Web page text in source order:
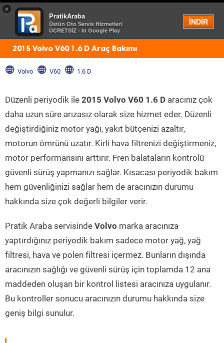
×
PratikAraba
Üstün Oto Servis Hizmetleri
ÜCRETSİZ - In Google Play
İNDİR
Menü
2015 Volvo V60 1.6 D Araç Bakımı
Volvo V60 1.6 D
Düzenli periyodik ile 2015 Volvo V60 1.6 D aracınız çok
daha uzun süre arızasız olarak size hizmet eder. Düzenli
değiştirdiğiniz motor yağı, yakıt bütçenizi azaltır,
motorun ömrünü uzatır. Kirli hava filtrenizi değiştirmeniz,
motor performansını arttırır. Fren balataların kontrolü
güvenli sürüş yapmanızı sağlar. Kısacası periyodik bakım
hem güvenliğinizi sağlar hem de aracınızın durumu
hakkında size çok değerli bilgiler verir.
Pratik Araba servisinde Volvo marka aracınıza
yaptırdığınız periyodik bakım sadece motor yağ, yağ
filtresi, hava ve polen filtresi içermez. Bunların dışında
aracınızın sağlığı ve güvenli sürüş için toplamda 12 ana
maddeden oluşan bir kontrol listesi aracınıza uygulanır.
Bu kontroller sonucu aracınızın durumu hakkında size
geniş bilgi sunulur.